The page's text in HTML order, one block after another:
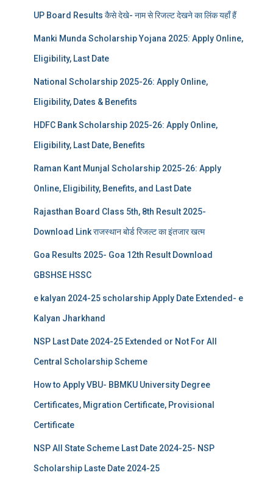
UP Board Results कैसे देखे- नाम से रिजल्ट देखने का लिंक यहाँ हैं
Manki Munda Scholarship Yojana 2025: Apply Online,
Eligibility, Last Date
National Scholarship 2025-26: Apply Online,
Eligibility, Dates & Benefits
HDFC Bank Scholarship 2025-26: Apply Online,
Eligibility, Last Date, Benefits
Raman Kant Munjal Scholarship 2025-26: Apply
Online, Eligibility, Benefits, and Last Date
Rajasthan Board Class 5th, 8th Result 2025-
Download Link राजस्थान बोर्ड रिजल्‍ट का इंतजार खत्‍म
Goa Results 2025- Goa 12th Result Download
GBSHSE HSSC
e kalyan 2024-25 scholarship Apply Date Extended- e
Kalyan Jharkhand
NSP Last Date 2024-25 Extended or Not For All
Central Scholarship Scheme
How to Apply VBU- BBMKU University Degree
Certificates, Migration Certificate, Provisional
Certificate
NSP All State Scheme Last Date 2024-25- NSP
Scholarship Laste Date 2024-25